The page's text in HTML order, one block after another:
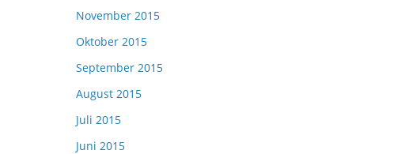
November 2015
Oktober 2015
September 2015
August 2015
Juli 2015
Juni 2015